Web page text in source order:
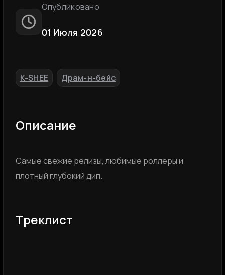
Опубликовано
01 Июля 2026
K-SHEE Драм-н-бейс
Описание
Самые свежие релизы, любимые роллеры и
плотный глубокий дип.
Треклист